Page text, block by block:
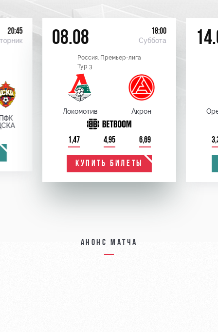
20:45 08.08 18:00
Суббота
Россия. Премьер-лига
Тур 3
Локомотив Акрон
1,47 4,95 6,69
КУПИТЬ БИЛЕТЫ
Анонс матча